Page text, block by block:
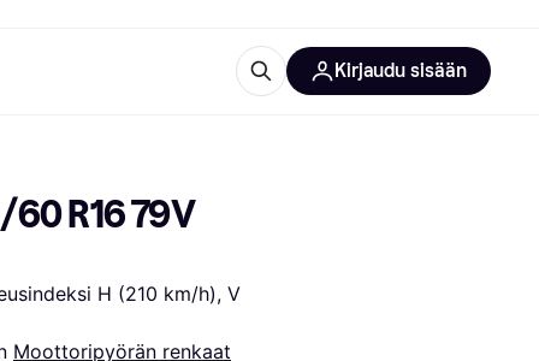
Kirjaudu sisään
R16 79V
H (210 km/h), V
Moottoripyörän renkaat